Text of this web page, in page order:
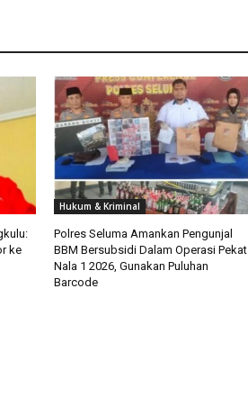
ke
Hukum & Kriminal
Polres Seluma Amankan Pengunjal
BBM Bersubsidi Dalam Operasi Pekat
Nala 1 2026, Gunakan Puluhan
Barcode